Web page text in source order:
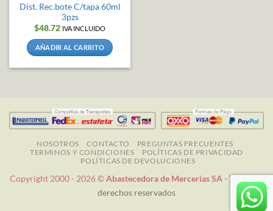
Dist. Rec.bote C/tapa 60ml
3pzs
$48.72 IVA INCLUIDO
AÑADIR AL CARRITO
NOSOTROS CONTACTO
PREGUNTAS FRECUENTES
TERMINOS Y CONDICIONES
POLÍTICAS DE PRIVACIDAD
POLÍTICAS DE DEVOLUCIONES
Copyright 2000 - 2026 ©Abastecedora de Mercerias SA -Todos los
derechos reservados